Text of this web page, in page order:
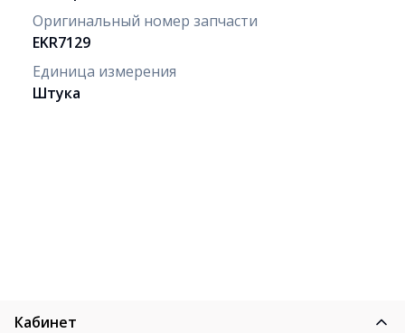
Оригинальный номер запчасти
EKR7129
Единица измерения
Штука
Кабинет